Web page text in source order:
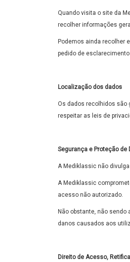
Quando visita o site da
recolher informações
Podemos ainda recolher
pedido de
Localização dos dados
Os dados recolhidos são
respeitar as leis de
Segurança e Proteção de
A Mediklassic não
A Mediklassic
acesso não autorizado.
Não obstante, não
danos causados aos
Direito de Acesso,